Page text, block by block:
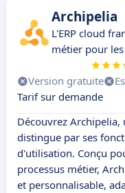
Archipelia
L'ERP cloud
métier pour les
Version gratuite
Tarif sur demande
Découvrez Archipelia,
distingue par ses
d'utilisation. Conçu
processus métier,
et personnalisable,